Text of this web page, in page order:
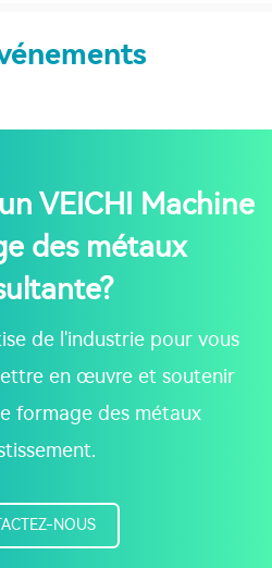
VEICHI Machine
des métaux
de l'industrie pour vous
en œuvre et soutenir
formage des métaux
NOUS